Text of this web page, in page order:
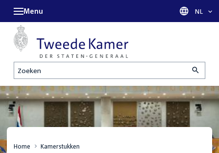
Zoeken
Menu Taal
NL
Home Kamerstukken